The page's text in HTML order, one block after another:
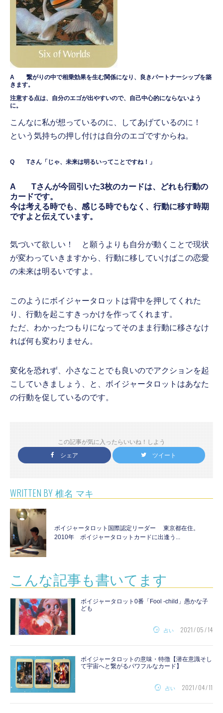
A 繋がりの中で相乗効果を生む関係になり、良きパートナーシップを築
きます。
注意する点は、自分のエゴが出やすいので、自己中心的にならないよう
に。
こんなに私が想っているのに、してあげているのに！
という気持ちの押し付けは自分のエゴですからね。
Q Tさん「じゃ、未来は明るいってことですね！」
A Tさんが今回引いた3枚のカードは、どれも行動の
カードです。
今は考える時でも、感じる時でもなく、行動に移す時期
ですよと伝えています。
気づいて欲しい！ と願うよりも自分が動くことで現状
が変わっていきますから、行動に移していけばこの恋愛
の未来は明るいですよ。
このようにボイジャータロットは背中を押してくれた
り、行動を起こすきっかけを作ってくれます。
ただ、わかったつもりになってそのまま行動に移さなけ
れば何も変わりません。
変化を恐れず、小さなことでも良いのでアクションを起
こしていきましょう、と、ボイジャータロットはあなた
の行動を促しているのです。
この記事が気に入ったらいいね！しよう
シェア
ツイート
WRITTEN BY 椎名 マキ
ボイジャータロット国際認定リーダー 東京都在住。
2010年 ボイジャータロットカードに出逢う...
こんな記事も書いてます
ボイジャータロット0番「Fool -child」愚かな子
ども
占い 2021 / 05 / 14
ボイジャータロットの意味・特徴【潜在意識そし
て宇宙へと繋がるパワフルなカード】
占い 2021 / 04 / 11